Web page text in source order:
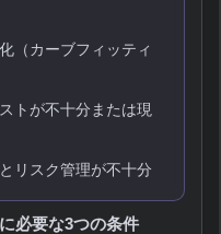
（カーブフィッティ
トが不十分または現
リスク管理が不十分
必要な3つの条件